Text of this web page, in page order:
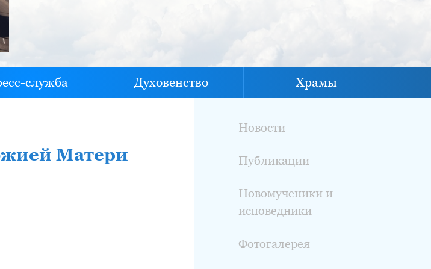
служба Духовенство Храмы
Матери
Новости
Публикации
Новомученики и
исповедники
Фотогалерея